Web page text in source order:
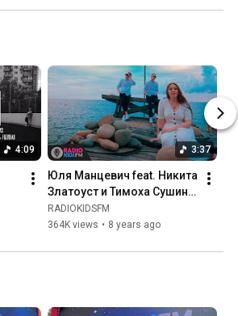
4:09 3:37
Юля Манцевич feat. Никита
Златоуст и Тимоха Сушин -
Я Хочу на Море
RADIOKIDSFM
364K views • 8 years ago